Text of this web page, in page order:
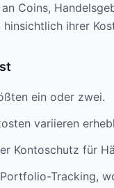
Coins,
ihrer
ein oder zwei.
variieren
Kontoschutz für
Tracking,